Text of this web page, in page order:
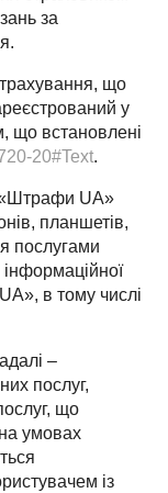
за
що
у
що встановлені
20#Text.
«Штрафи UA»
планшетів,
послугами
в тому числі
–
послуг,
що
умовах
із